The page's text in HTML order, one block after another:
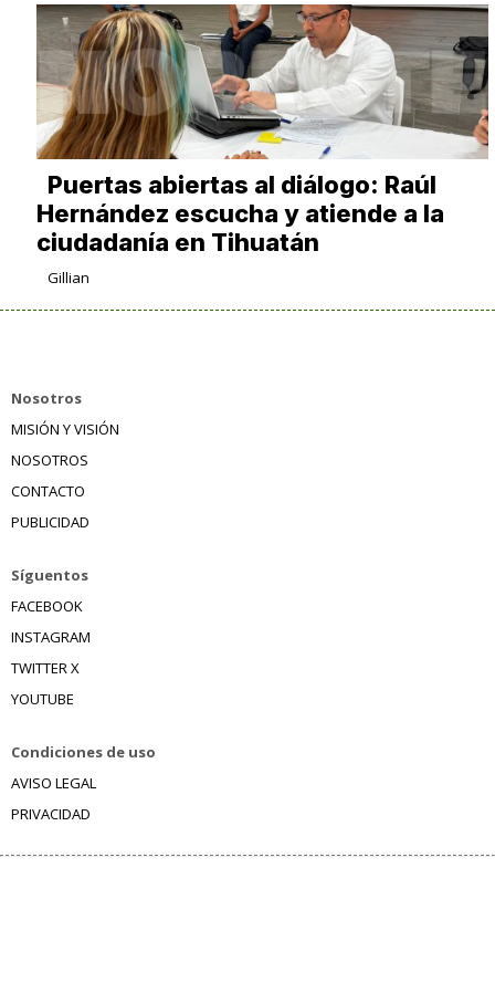
Puertas abiertas al diálogo: Raúl
Hernández escucha y atiende a la
ciudadanía en Tihuatán
Gillian
Nosotros
MISIÓN Y VISIÓN
NOSOTROS
CONTACTO
PUBLICIDAD
Síguentos
FACEBOOK
INSTAGRAM
TWITTER X
YOUTUBE
Condiciones de uso
AVISO LEGAL
PRIVACIDAD